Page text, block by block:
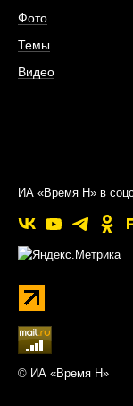
Фото
Темы
Видео
ИА «Время Н» в
© ИА «Время Н»